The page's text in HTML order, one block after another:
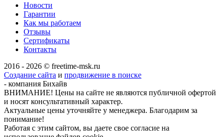
Новости
Гарантии
Как мы работаем
Отзывы
Сертификаты
Контакты
2016 - 2026 © freetime-msk.ru
Создание сайта и продвижение в поиске
- компания Бихайв
ВНИМАНИЕ! Цены на сайте не являются публичной офертой
и носят консультативный характер.
Актуальные цены уточняйте у менеджера. Благодарим за
понимание!
Работая с этим сайтом, вы даете свое согласие на